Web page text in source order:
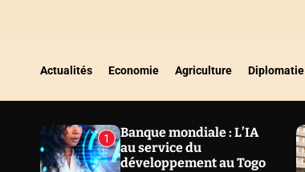
L
E
W
S
Actualités Economie Agriculture Diplomatie
1
Banque mondiale : L’IA
au service du
développement au Togo